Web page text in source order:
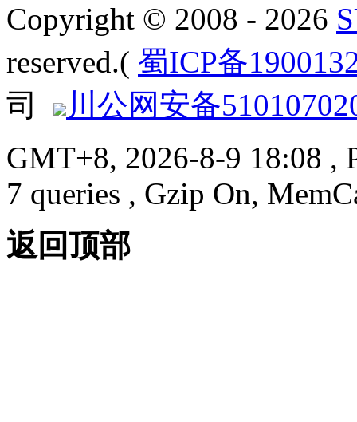
Copyright © 2008 - 2026
reserved.( 蜀ICP备
司
川公网安备
GMT+8, 2026-8-9 18:08 ,
7 queries , Gzip On,
返回顶部